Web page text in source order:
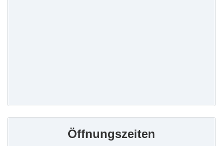
Öffnungszeiten